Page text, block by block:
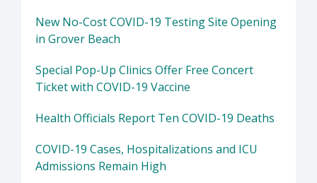
New No-Cost COVID-19 Testing Site Opening
in Grover Beach
Special Pop-Up Clinics Offer Free Concert
Ticket with COVID-19 Vaccine
Health Officials Report Ten COVID-19 Deaths
COVID-19 Cases, Hospitalizations and ICU
Admissions Remain High